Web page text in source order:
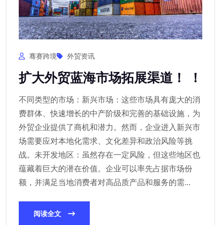
骞赛跨境 外贸资讯
扩大外贸蓝海市场拓展渠道！ ！
不同类型的市场：新兴市场：这些市场具有庞大的消
费群体、快速增长的中产阶级和完善的基础设施，为
外贸企业提供了商机和潜力。然而，企业进入新兴市
场需要应对本地化需求、文化差异和政治风险等挑
战。未开发地区：虽然存在一定风险，但这些地区也
蕴藏着巨大的潜在价值。企业可以率先占据市场份
额，并满足当地消费者对高品质产品和服务的需...
阅读全文